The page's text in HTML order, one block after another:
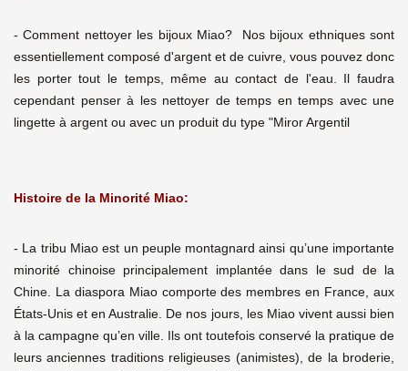
- Comment nettoyer les bijoux Miao? Nos bijoux ethniques sont
essentiellement composé d'argent et de cuivre, vous pouvez donc
les porter tout le temps, même au contact de l'eau. Il faudra
cependant penser à les nettoyer de temps en temps avec une
lingette à argent ou avec un produit du type "Miror Argentil
Histoire de la Minorité Miao:
- La tribu Miao est un peuple montagnard ainsi qu’une importante
minorité chinoise principalement implantée dans le sud de la
Chine. La diaspora Miao comporte des membres en France, aux
États-Unis et en Australie. De nos jours, les Miao vivent aussi bien
à la campagne qu’en ville. Ils ont toutefois conservé la pratique de
leurs anciennes traditions religieuses (animistes), de la broderie,